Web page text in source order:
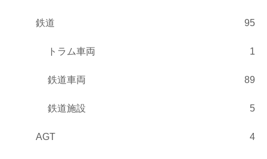
鉄道 95
トラム車両 1
鉄道車両 89
鉄道施設 5
AGT 4